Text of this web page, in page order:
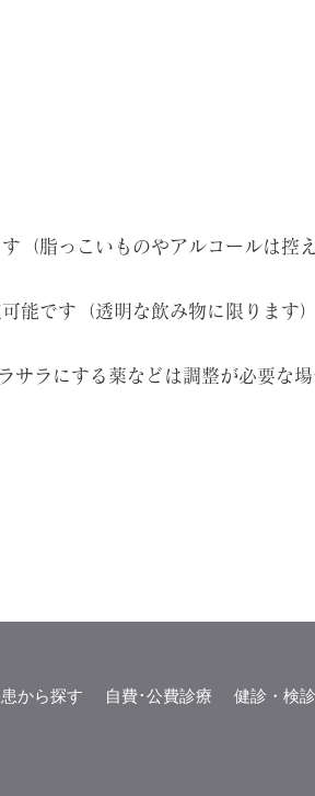
（脂っこいものやアルコールは控
能です（透明な飲み物に限ります
サラにする薬などは調整が必要な
から探す 自費･公費診療 健診・検診